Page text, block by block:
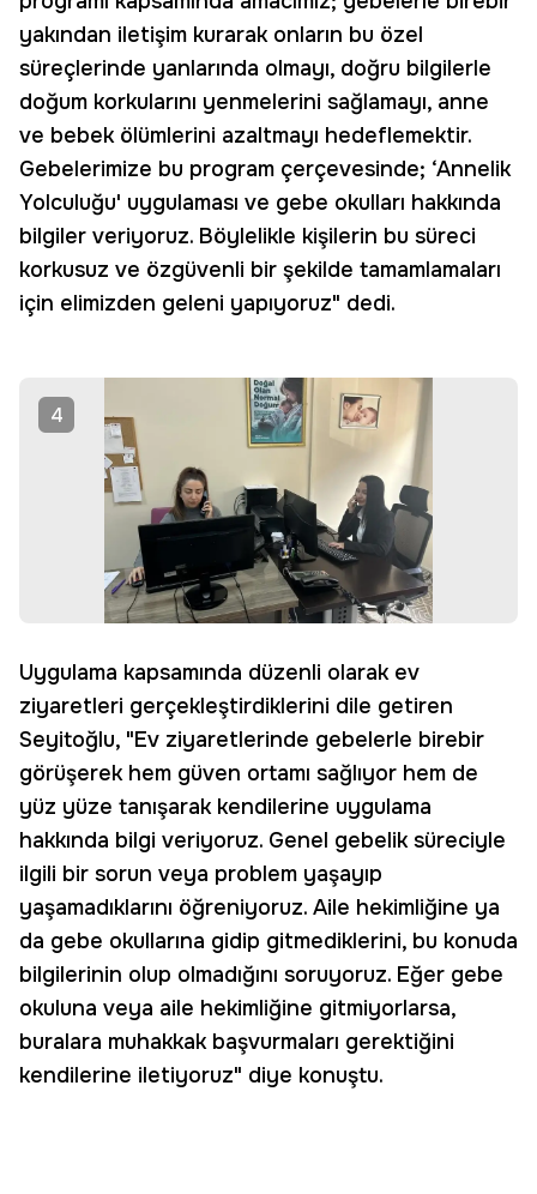
yakından iletişim kurarak onların bu özel
süreçlerinde yanlarında olmayı, doğru bilgilerle
doğum korkularını yenmelerini sağlamayı, anne
ve bebek ölümlerini azaltmayı hedeflemektir.
Gebelerimize bu program çerçevesinde; ‘Annelik
Yolculuğu' uygulaması ve gebe okulları hakkında
bilgiler veriyoruz. Böylelikle kişilerin bu süreci
korkusuz ve özgüvenli bir şekilde tamamlamaları
için elimizden geleni yapıyoruz" dedi.
4
Uygulama kapsamında düzenli olarak ev
ziyaretleri gerçekleştirdiklerini dile getiren
Seyitoğlu, "Ev ziyaretlerinde gebelerle birebir
görüşerek hem güven ortamı sağlıyor hem de
yüz yüze tanışarak kendilerine uygulama
hakkında bilgi veriyoruz. Genel gebelik süreciyle
ilgili bir sorun veya problem yaşayıp
yaşamadıklarını öğreniyoruz. Aile hekimliğine ya
da gebe okullarına gidip gitmediklerini, bu konuda
bilgilerinin olup olmadığını soruyoruz. Eğer gebe
okuluna veya aile hekimliğine gitmiyorlarsa,
buralara muhakkak başvurmaları gerektiğini
kendilerine iletiyoruz" diye konuştu.